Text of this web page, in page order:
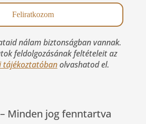
nálam biztonságban vannak.
feldolgozásának feltételeit az
tájékoztatóbanolvashatod el.
Minden jog fenntartva